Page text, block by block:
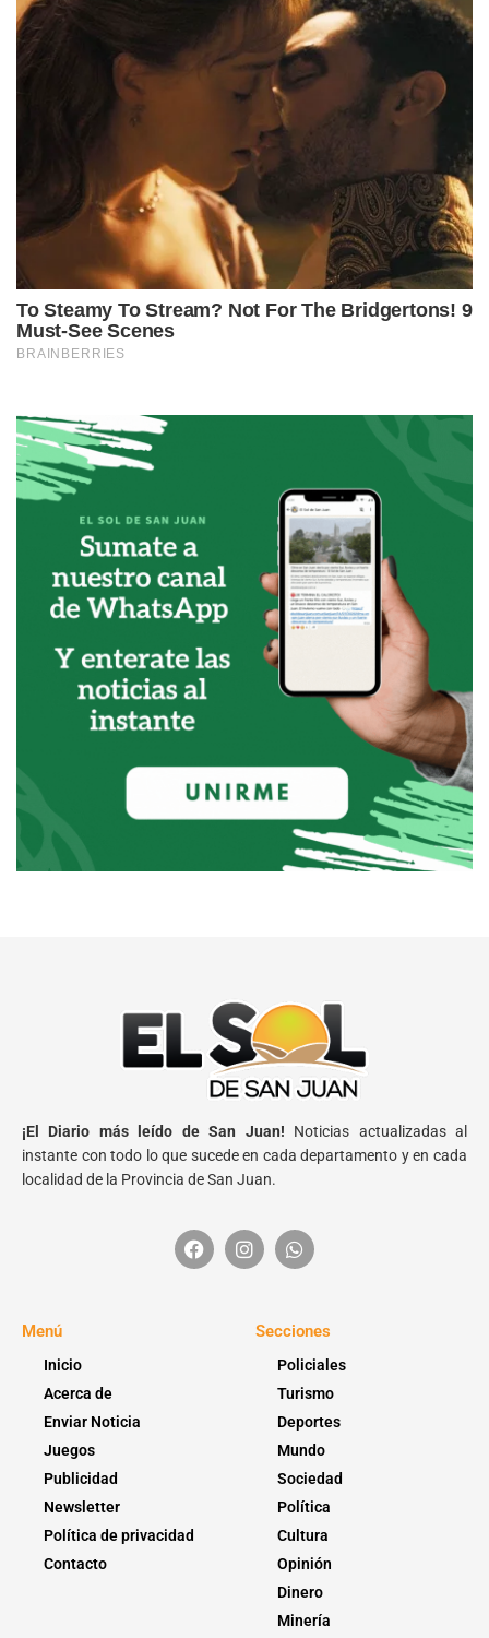
¡El Diario más leído de San Juan! Noticias actualizadas al
instante con todo lo que sucede en cada departamento y en cada
localidad de la Provincia de San Juan.
Menú
Inicio
Acerca de
Enviar Noticia
Juegos
Publicidad
Newsletter
Política de privacidad
Contacto
Secciones
Policiales
Turismo
Deportes
Mundo
Sociedad
Política
Cultura
Opinión
Dinero
Minería